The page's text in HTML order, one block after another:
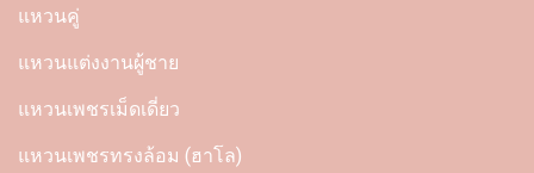
แหวนคู่
แหวนแต่งงานผู้ชาย
แหวนเพชรเม็ดเดี่ยว
แหวนเพชรทรงล้อม (ฮาโล)